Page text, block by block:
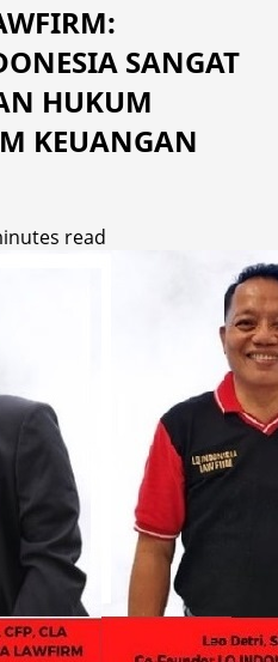
SANGAT
HUKUM
KEUANGAN
read